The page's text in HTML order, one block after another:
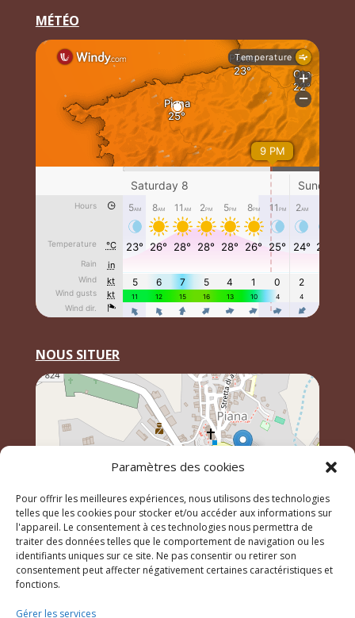
Paramètres des cookies
Pour offrir les meilleures expériences, nous utilisons des technologies
telles que les cookies pour stocker et/ou accéder aux informations sur
l'appareil. Le consentement à ces technologies nous permettra de
traiter des données telles que le comportement de navigation ou les
identifiants uniques sur ce site. Ne pas consentir ou retirer son
consentement peut affecter négativement certaines caractéristiques et
fonctions.
Gérer les services
MÉTÉO
NOUS SITUER
Leaflet, \r\n©OpenStreetMapcontributeurs